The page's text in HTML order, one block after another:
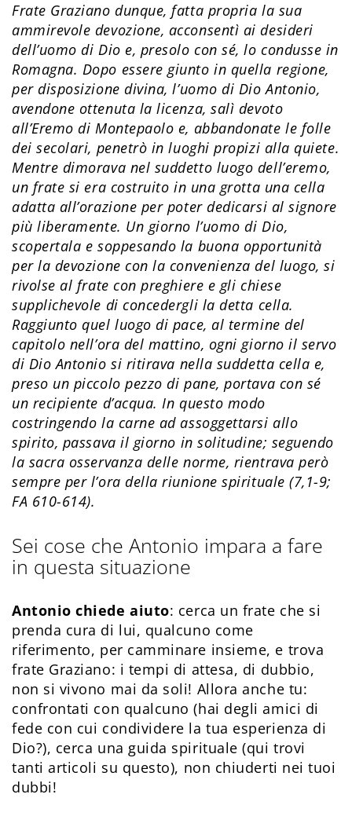
Frate Graziano dunque, fatta propria la sua
ammirevole devozione, acconsentì ai desideri
dell’uomo di Dio e, presolo con sé, lo condusse in
Romagna. Dopo essere giunto in quella regione,
per disposizione divina, l’uomo di Dio Antonio,
avendone ottenuta la licenza, salì devoto
all’Eremo di Montepaolo e, abbandonate le folle
dei secolari, penetrò in luoghi propizi alla quiete.
Mentre dimorava nel suddetto luogo dell’eremo,
un frate si era costruito in una grotta una cella
adatta all’orazione per poter dedicarsi al signore
più liberamente. Un giorno l’uomo di Dio,
scopertala e soppesando la buona opportunità
per la devozione con la convenienza del luogo, si
rivolse al frate con preghiere e gli chiese
supplichevole di concedergli la detta cella.
Raggiunto quel luogo di pace, al termine del
capitolo nell’ora del mattino, ogni giorno il servo
di Dio Antonio si ritirava nella suddetta cella e,
preso un piccolo pezzo di pane, portava con sé
un recipiente d’acqua. In questo modo
costringendo la carne ad assoggettarsi allo
spirito, passava il giorno in solitudine; seguendo
la sacra osservanza delle norme, rientrava però
sempre per l’ora della riunione spirituale (7,1-9;
FA 610-614).
Sei cose che Antonio impara a fare
in questa situazione
Antonio chiede aiuto: cerca un frate che si
prenda cura di lui, qualcuno come
riferimento, per camminare insieme, e trova
frate Graziano: i tempi di attesa, di dubbio,
non si vivono mai da soli! Allora anche tu:
confrontati con qualcuno (hai degli amici di
fede con cui condividere la tua esperienza di
Dio?), cerca una guida spirituale (qui trovi
tanti articoli su questo), non chiuderti nei tuoi
dubbi!